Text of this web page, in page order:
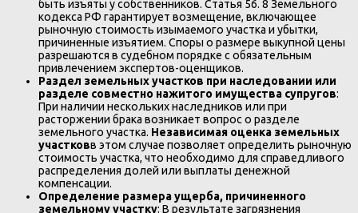
быть изъяты у собственников. Статья 56. 8 Земельного
кодекса РФ гарантирует возмещение, включающее
рыночную стоимость изымаемого участка и убытки,
причиненные изъятием. Споры о размере выкупной цены
разрешаются в судебном порядке с обязательным
привлечением экспертов-оценщиков.
Раздел земельных участков при наследовании или
разделе совместно нажитого имущества супругов:
При наличии нескольких наследников или при
расторжении брака возникает вопрос о разделе
земельного участка. Независимая оценка земельных
участковв этом случае позволяет определить рыночную
стоимость участка, что необходимо для справедливого
распределения долей или выплаты денежной
компенсации.
Определение размера ущерба, причиненного
земельному участку: В результате загрязнения